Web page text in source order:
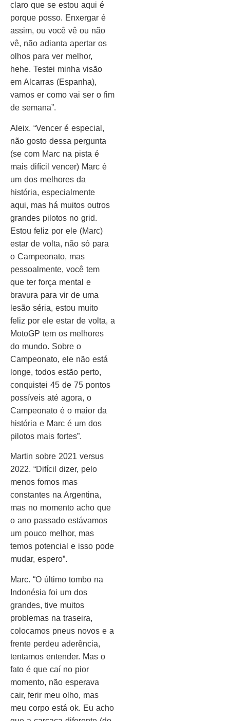
claro que se estou aqui é
porque posso. Enxergar é
assim, ou você vê ou não
vê, não adianta apertar os
olhos para ver melhor,
hehe. Testei minha visão
em Alcarras (Espanha),
vamos er como vai ser o fim
de semana”.
Aleix. “Vencer é especial,
não gosto dessa pergunta
(se com Marc na pista é
mais difícil vencer) Marc é
um dos melhores da
história, especialmente
aqui, mas há muitos outros
grandes pilotos no grid.
Estou feliz por ele (Marc)
estar de volta, não só para
o Campeonato, mas
pessoalmente, você tem
que ter força mental e
bravura para vir de uma
lesão séria, estou muito
feliz por ele estar de volta, a
MotoGP tem os melhores
do mundo. Sobre o
Campeonato, ele não está
longe, todos estão perto,
conquistei 45 de 75 pontos
possíveis até agora, o
Campeonato é o maior da
história e Marc é um dos
pilotos mais fortes”.
Martin sobre 2021 versus
2022. “Difícil dizer, pelo
menos fomos mas
constantes na Argentina,
mas no momento acho que
o ano passado estávamos
um pouco melhor, mas
temos potencial e isso pode
mudar, espero”.
Marc. “O último tombo na
Indonésia foi um dos
grandes, tive muitos
problemas na traseira,
colocamos pneus novos e a
frente perdeu aderência,
tentamos entender. Mas o
fato é que caí no pior
momento, não esperava
cair, ferir meu olho, mas
meu corpo está ok. Eu acho